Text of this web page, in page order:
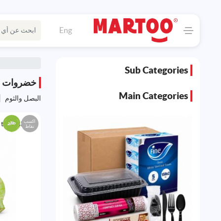
Eng
Sub Categories
Main Categories
خضروات
البصل والثوم
Wishlist
اكسب
نقاط